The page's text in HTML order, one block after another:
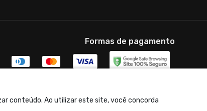
conteúdo. Ao utilizar este site, você concorda
Formas de pagamento